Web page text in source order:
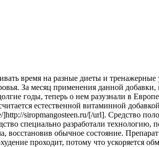
время на разные диеты и
За месяц применения данной
годы, теперь о нем разузнали в
естественной витаминной
siropmangosteen.ru/[/url]. Средство
специально разработали технологию,
обычное состояние.
проходит, потому что ускоряется